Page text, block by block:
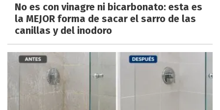
No es con vinagre ni bicarbonato: esta es
la MEJOR forma de sacar el sarro de las
canillas y del inodoro